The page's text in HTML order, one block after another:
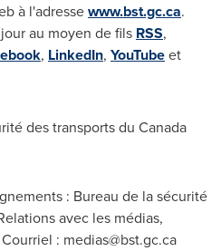
à l'adressewww.bst.gc.ca.
au moyen de fils RSS,
, LinkedIn, YouTubeet
des transports du Canada
: Bureau de la sécurité
avec les médias,
: medias@bst.gc.ca